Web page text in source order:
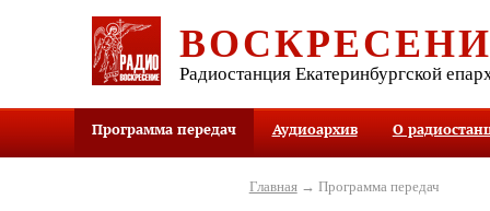
Радиостанция Екатеринбургской
Программа передач Аудиоархив О
Главная→ Программа передач